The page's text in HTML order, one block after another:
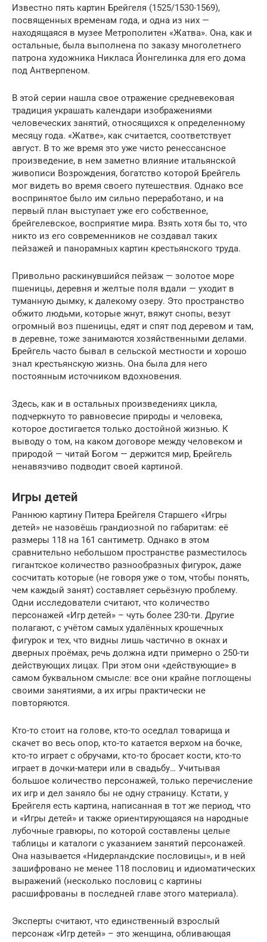
Известно пять картин Брейгеля (1525/1530-1569),
посвященных временам года, и одна из них —
находящаяся в музее Метрополитен «Жатва». Она, как и
остальные, была выполнена по заказу многолетнего
патрона художника Никласа Йонгелинка для его дома
под Антверпеном.
В этой серии нашла свое отражение средневековая
традиция украшать календари изображениями
человеческих занятий, относящихся к определенному
месяцу года. «Жатве», как считается, соответствует
август. В то же время это уже чисто ренессансное
произведение, в нем заметно влияние итальянской
живописи Возрождения, богатство которой Брейгель
мог видеть во время своего путешествия. Однако все
воспринятое было им сильно переработано, и на
первый план выступает уже его собственное,
брейгелевское, восприятие мира. Взять хотя бы то, что
никто из его современников не создавал таких
пейзажей и панорамных картин крестьянского труда.
Привольно раскинувшийся пейзаж — золотое море
пшеницы, деревня и желтые поля вдали — уходит в
туманную дымку, к далекому озеру. Это пространство
обжито людьми, которые жнут, вяжут снопы, везут
огромный воз пшеницы, едят и спят под деревом и там,
в деревне, тоже занимаются хозяйственными делами.
Брейгель часто бывал в сельской местности и хорошо
знал крестьянскую жизнь. Она была для него
постоянным источником вдохновения.
Здесь, как и в остальных произведениях цикла,
подчеркнуто то равновесие природы и человека,
которое достигается только достойной жизнью. К
выводу о том, на каком договоре между человеком и
природой — читай Богом — держится мир, Брейгель
ненавязчиво подводит своей картиной.
Игры детей
Раннюю картину Питера Брейгеля Старшего «Игры
детей» не назовёшь грандиозной по габаритам: её
размеры 118 на 161 сантиметр. Однако в этом
сравнительно небольшом пространстве разместилось
гигантское количество разнообразных фигурок, даже
сосчитать которые (не говоря уже о том, чтобы понять,
чем каждый занят) составляет серьёзную проблему.
Одни исследователи считают, что количество
персонажей «Игр детей» – чуть более 230-ти. Другие
полагают, с учётом самых удалённых крошечных
фигурок и тех, что видны лишь частично в окнах и
дверных проёмах, речь должна идти примерно о 250-ти
действующих лицах. При этом они «действующие» в
самом буквальном смысле: все они крайне поглощены
своими занятиями, а их игры практически не
повторяются.
Кто-то стоит на голове, кто-то оседлал товарища и
скачет во весь опор, кто-то катается верхом на бочке,
кто-то играет с обручами, кто-то бросает кости, кто-то
играет в дочки-матери или в свадьбу… Учитывая
большое количество персонажей, только перечисление
их игр и дел заняло бы не одну страницу. Кстати, у
Брейгеля есть картина, написанная в тот же период, что
и «Игры детей» и также ориентирующаяся на народные
лубочные гравюры, по которой составлены целые
таблицы и каталоги с указанием занятий персонажей.
Она называется «Нидерландские пословицы», и в ней
зашифровано не менее 118 пословиц и идиоматических
выражений (несколько пословиц с картины
расшифрованы в последней главе этого материала).
Эксперты считают, что единственный взрослый
персонаж «Игр детей» – это женщина, обливающая